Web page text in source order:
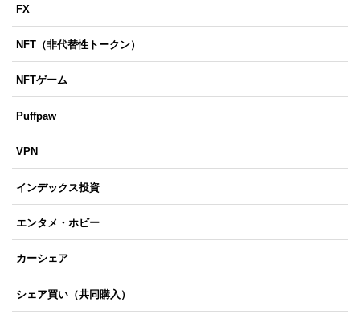
FX
NFT（非代替性トークン）
NFTゲーム
Puffpaw
VPN
インデックス投資
エンタメ・ホビー
カーシェア
シェア買い（共同購入）